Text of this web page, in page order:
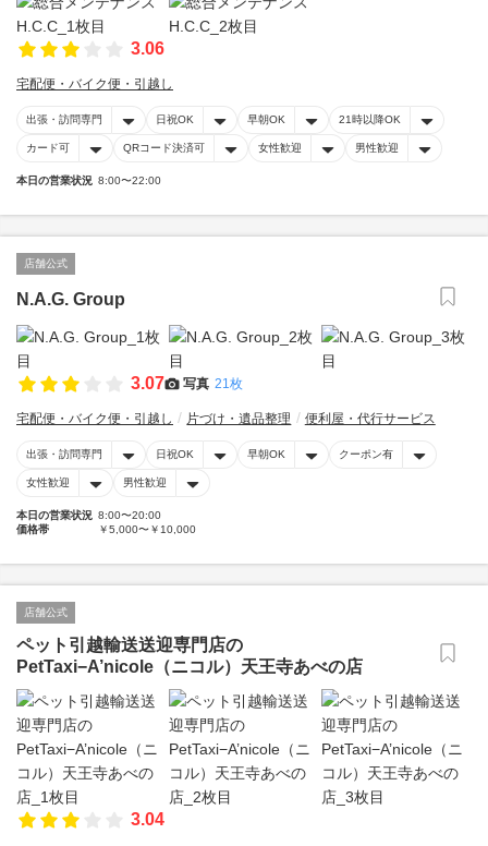
3.06
宅配便・バイク便・引越し
出張・訪問専門 日祝OK 早朝OK 21時以降OK
カード可 QRコード決済可 女性歓迎 男性歓迎
本日の営業状況 8:00〜22:00
店舗公式
N.A.G. Group
3.07 写真 21枚
宅配便・バイク便・引越し 片づけ・遺品整理 便利屋・代行サービス
出張・訪問専門 日祝OK 早朝OK クーポン有
女性歓迎 男性歓迎
本日の営業状況 8:00〜20:00
価格帯
￥5,000〜￥10,000
店舗公式
ペット引越輸送送迎専門店の
PetTaxi−A’nicole（ニコル）天王寺あべの店
3.04